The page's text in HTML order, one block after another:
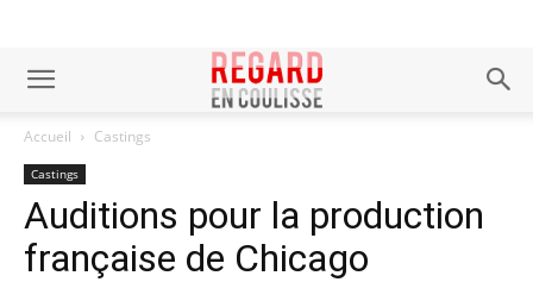
Accueil Castings
Castings
Auditions pour la production
française de Chicago